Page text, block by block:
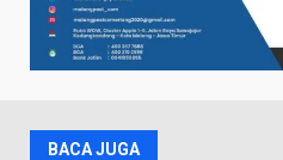
BACA JUGA